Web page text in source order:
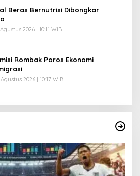
Beras Bernutrisi Dibongkar
2026 | 10:11 WIB
Rombak Poros Ekonomi
2026 | 10:17 WIB